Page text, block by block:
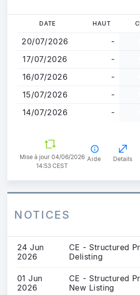
contenu
principal
DATE HAUT
20/07/2026 -
17/07/2026
-
16/07/2026
-
15/07/2026
-
14/07/2026
-
Mise à jour 04/06/2026
14:53 CEST
Aide Details
NOTICES
24 Jun
2026
CE - Structured
Delisting
01 Jun
2026
CE - Structured
New Listing